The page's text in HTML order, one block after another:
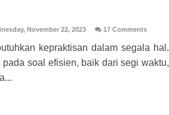
November 22, 2023 17 Comments
kepraktisan dalam segala hal.
soal efisien, baik dari segi waktu,